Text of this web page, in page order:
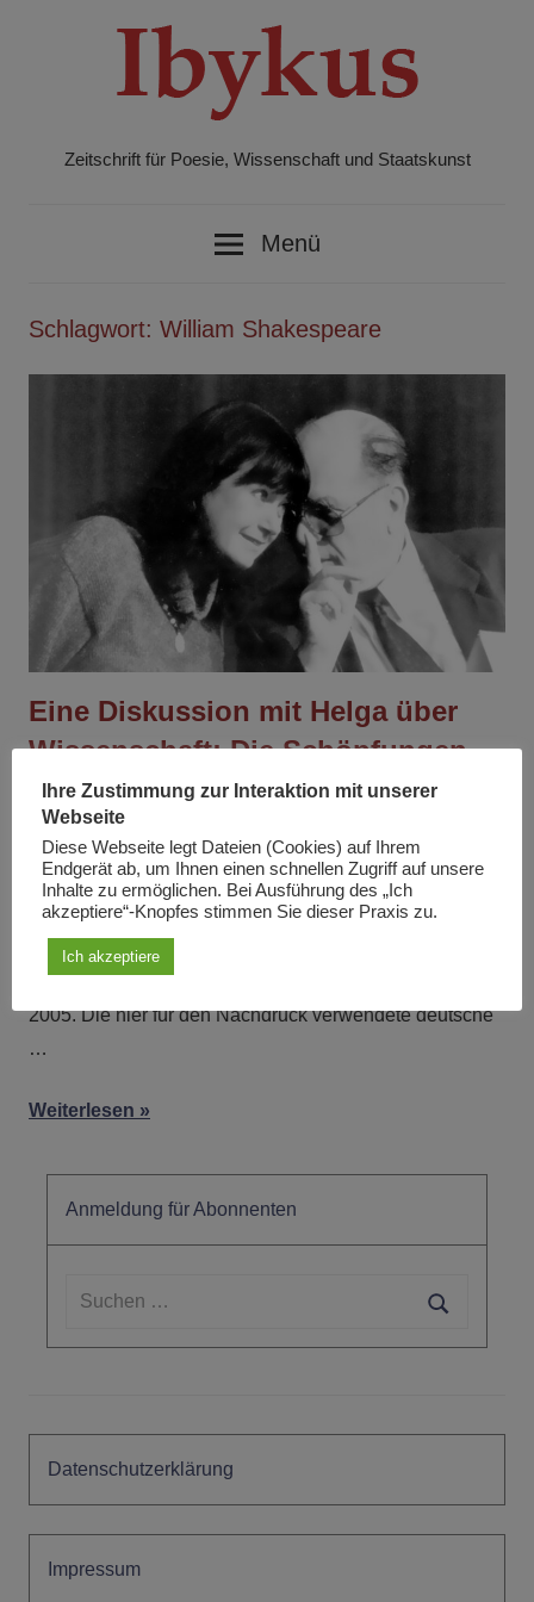
Zeitschrift für Poesie, Wissenschaft und Staatskunst
Menü
Schlagwort: William Shakespeare
Eine Diskussion mit Helga über
Wissenschaft: Die Schöpfungen
des Menschen
InArtikel
Dieser Aufsatz wurde von Lyndon LaRouche am 6. Juni
2005 verfaßt und erschien auf englisch in dem Magazin
Executive Intelligence Review Jg. 32, Nr. 25, 24. Juni
2005. Die hier für den Nachdruck verwendete deutsche
…
Weiterlesen
Anmeldung für Abonnenten
Suchen
Datenschutzerklärung
Impressum
Ihre Zustimmung zur Interaktion mit unserer
Webseite
Diese Webseite legt Dateien (Cookies) auf Ihrem
Endgerät ab, um Ihnen einen schnellen Zugriff auf unsere
Inhalte zu ermöglichen. Bei Ausführung des „Ich
akzeptiere“-Knopfes stimmen Sie dieser Praxis zu.
Ich akzeptiere